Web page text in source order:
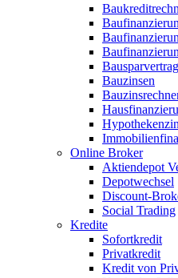
Bauzinsen
Online Broker
Aktiendepot
Depotwechsel
Discount-
Social Trading
Kredite
Sofortkredit
Privatkredit
Kredit von